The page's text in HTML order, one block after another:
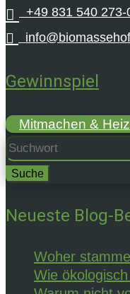
 +49 831 540 273-

Gewinnspiel
Mitmachen &
Suchen
nach:
Neueste Blog-
Woher
Wie